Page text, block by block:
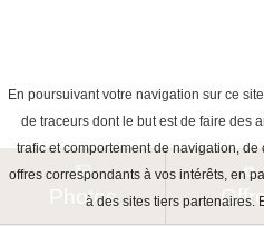
Photos
En poursuivant votre navigation sur ce
de traceurs dont le but est de faire des
trafic et comportement de navigation,
offres correspondants à vos intérêts, en
à des sites tiers partenaires.